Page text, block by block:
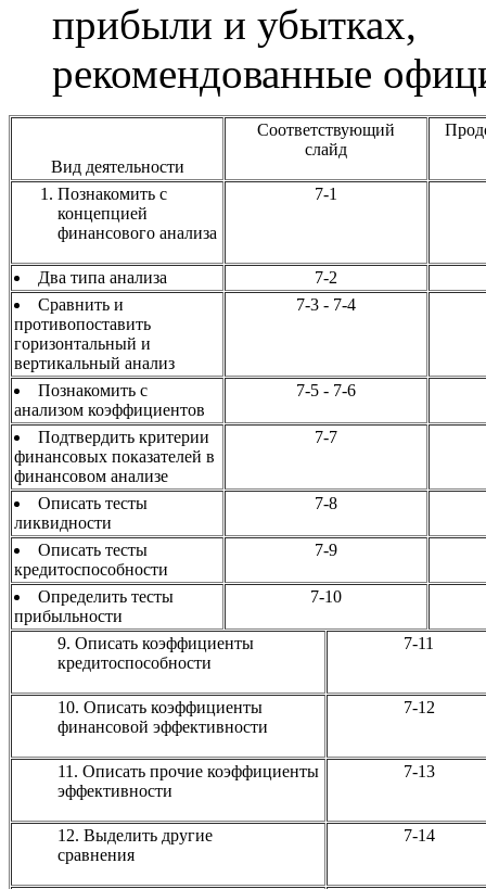
прибыли и убытках,
рекомендованные
Вид деятельности
Соответствующий
слайд
Познакомить с
концепцией
финансового анализа
7-1
Два типа анализа
7-2
Сравнить и
противопоставить
горизонтальный и
вертикальный анализ
7-3 - 7-4
Познакомить с
анализом коэффициентов
7-5 - 7-6
Подтвердить критерии
финансовых показателей в
финансовом анализе
7-7
Описать тесты
ликвидности
7-8
Описать тесты
кредитоспособности
7-9
Определить тесты
прибыльности
7-10
9. Описать коэффициенты
кредитоспособности
7-11
10. Описать коэффициенты
финансовой эффективности
7-12
11. Описать прочие коэффициенты
эффективности
7-13
12. Выделить другие
сравнения
7-14